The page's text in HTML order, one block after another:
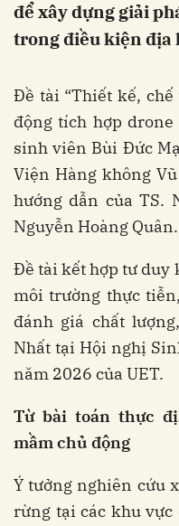
để xây dựng giải
trong điều kiện địa
Đề tài “Thiết kế,
động tích hợp
sinh viên Bùi Đức
Viện Hàng không
hướng dẫn của TS.
Nguyễn Hoàng Quân.
Đề tài kết hợp tư duy
môi trường thực
đánh giá chất
Nhất tại Hội nghị
năm 2026 của UET.
Từ bài toán thực
mầm chủ động
Ý tưởng nghiên cứu
rừng tại các khu